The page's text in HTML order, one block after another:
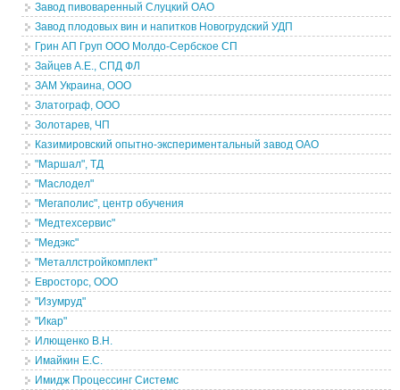
Завод пивоваренный Слуцкий ОАО
Завод плодовых вин и напитков Новогрудский УДП
Грин АП Груп ООО Молдо-Сербское СП
Зайцев А.Е., СПД ФЛ
ЗАМ Украина, ООО
Златограф, ООО
Золотарев, ЧП
Казимировский опытно-экспериментальный завод ОАО
"Маршал", ТД
"Маслодел"
"Мегаполис", центр обучения
"Медтехсервис"
"Медэкс"
"Металлстройкомплект"
Евросторс, ООО
"Изумруд"
"Икар"
Илющенко В.Н.
Имайкин Е.С.
Имидж Процессинг Системс